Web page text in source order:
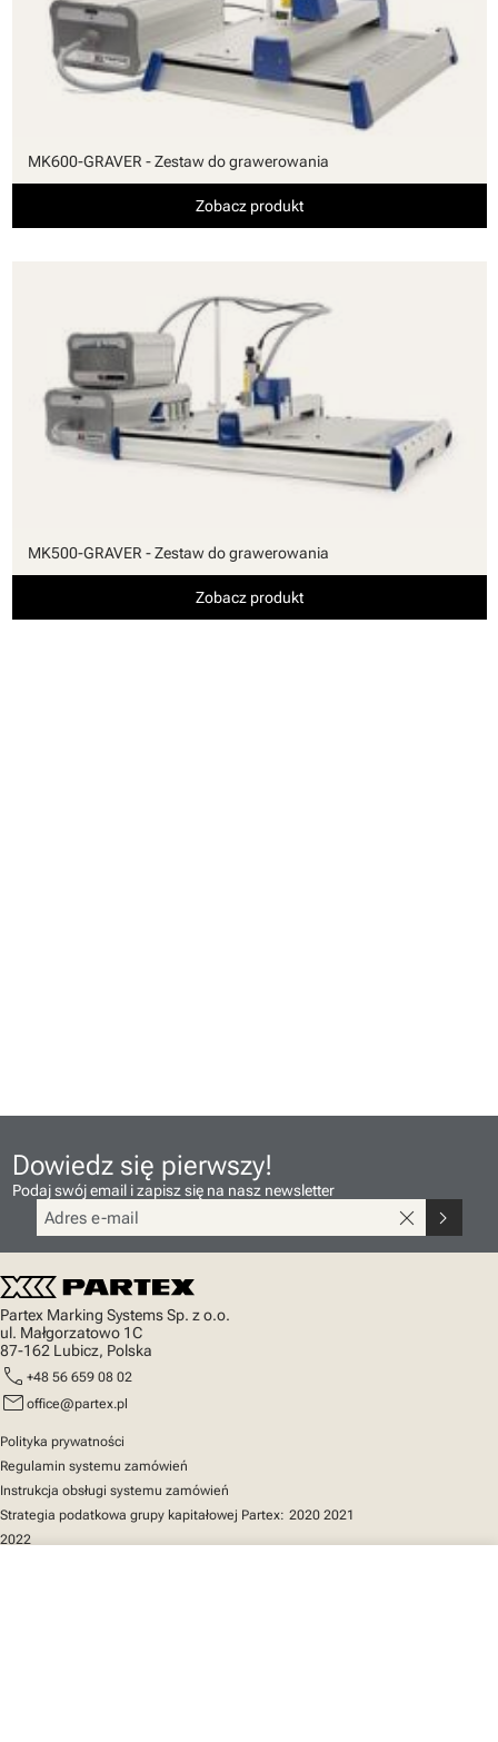
MK600-GRAVER - Zestaw do grawerowania
Zobacz produkt
MK500-GRAVER - Zestaw do grawerowania
Zobacz produkt
Dowiedz się pierwszy!
Podaj swój email i zapisz się na nasz newsletter
close chevron_right
Partex Marking Systems Sp. z o.o.
ul. Małgorzatowo 1C
87-162 Lubicz, Polska
call +48 56 659 08 02
mail office@partex.pl
Polityka prywatności
Regulamin systemu zamówień
Instrukcja obsługi systemu zamówień
Strategia podatkowa grupy kapitałowej Partex: 2020 2021
2022